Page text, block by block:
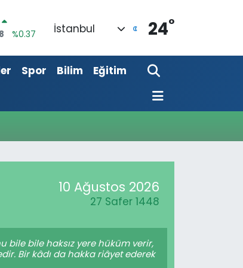
%0.37
%0.01
İstanbul 24°
Spor Bilim
Eğitim
10 Ağustos 2026
27 Safer 1448
bile bile haksız yere hüküm verir,
Bir kâdı da hakka riâyet ederek